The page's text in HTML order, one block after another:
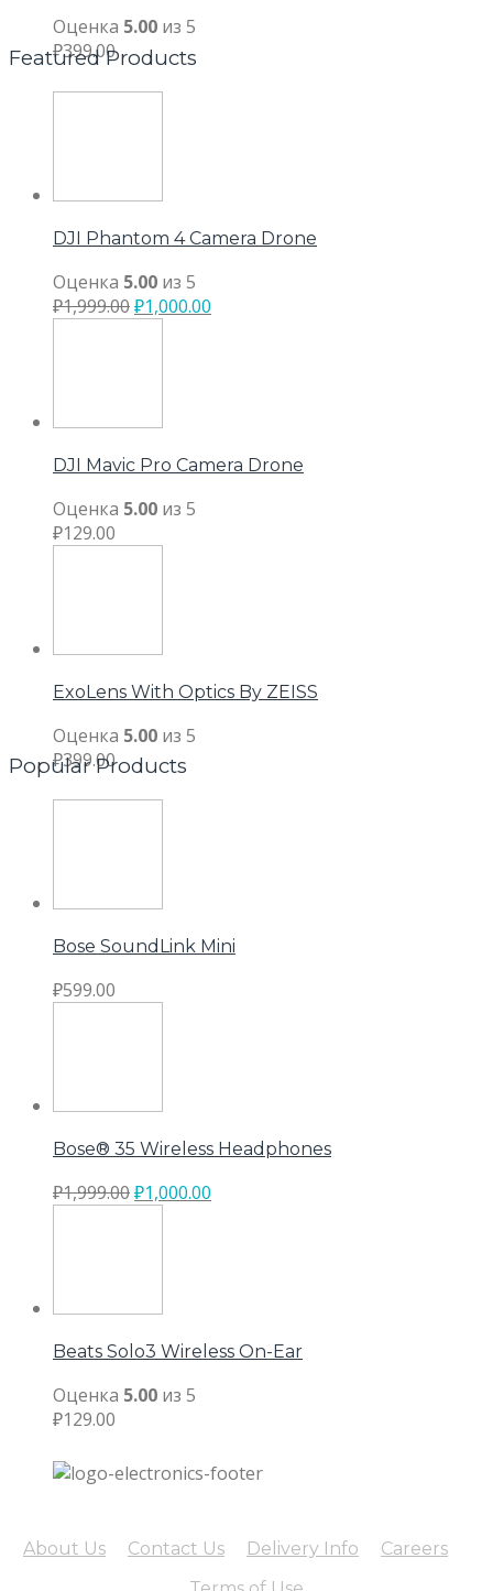
Оценка 5.00 из 5
₽399.00
Featured Products
DJI Phantom 4 Camera Drone
Оценка 5.00 из 5
₽1,999.00₽1,000.00
DJI Mavic Pro Camera Drone
Оценка 5.00 из 5
₽129.00
ExoLens With Optics By ZEISS
Оценка 5.00 из 5
₽399.00
Popular Products
Bose SoundLink Mini
₽599.00
Bose® 35 Wireless Headphones
₽1,999.00₽1,000.00
Beats Solo3 Wireless On-Ear
Оценка 5.00 из 5
₽129.00
About Us Contact Us Delivery Info
Careers